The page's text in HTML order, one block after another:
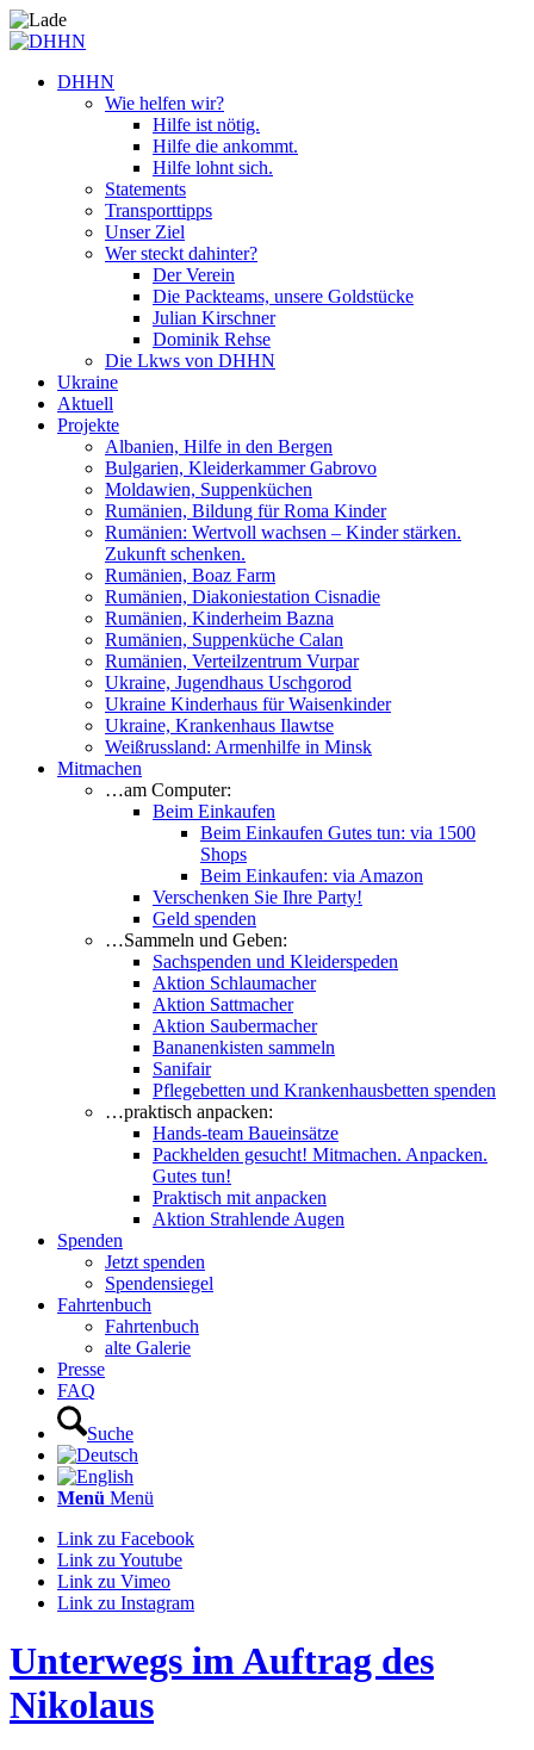
DHHN
Wie helfen wir?
Hilfe ist nötig.
Hilfe die ankommt.
Hilfe lohnt sich.
Statements
Transporttipps
Unser Ziel
Wer steckt dahinter?
Der Verein
Die Packteams, unsere Goldstücke
Julian Kirschner
Dominik Rehse
Die Lkws von DHHN
Ukraine
Aktuell
Projekte
Albanien, Hilfe in den Bergen
Bulgarien, Kleiderkammer Gabrovo
Moldawien, Suppenküchen
Rumänien, Bildung für Roma Kinder
Rumänien: Wertvoll wachsen – Kinder stärken.
Zukunft schenken.
Rumänien, Boaz Farm
Rumänien, Diakoniestation Cisnadie
Rumänien, Kinderheim Bazna
Rumänien, Suppenküche Calan
Rumänien, Verteilzentrum Vurpar
Ukraine, Jugendhaus Uschgorod
Ukraine Kinderhaus für Waisenkinder
Ukraine, Krankenhaus Ilawtse
Weißrussland: Armenhilfe in Minsk
Mitmachen
…am Computer:
Beim Einkaufen
Beim Einkaufen Gutes tun: via 1500
Shops
Beim Einkaufen: via Amazon
Verschenken Sie Ihre Party!
Geld spenden
…Sammeln und Geben:
Sachspenden und Kleiderspeden
Aktion Schlaumacher
Aktion Sattmacher
Aktion Saubermacher
Bananenkisten sammeln
Sanifair
Pflegebetten und Krankenhausbetten spenden
…praktisch anpacken:
Hands-team Baueinsätze
Packhelden gesucht! Mitmachen. Anpacken.
Gutes tun!
Praktisch mit anpacken
Aktion Strahlende Augen
Spenden
Jetzt spenden
Spendensiegel
Fahrtenbuch
Fahrtenbuch
alte Galerie
Presse
FAQ
Suche
Menü Menü
Link zu Facebook
Link zu Youtube
Link zu Vimeo
Link zu Instagram
Unterwegs im Auftrag des
Nikolaus